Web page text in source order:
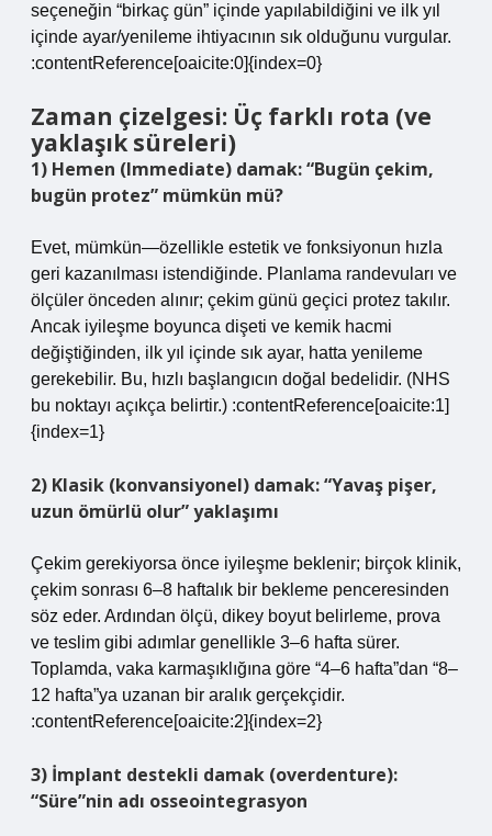
seçeneğin “birkaç gün” içinde yapılabildiğini ve ilk yıl
içinde ayar/yenileme ihtiyacının sık olduğunu vurgular.
:contentReference[oaicite:0]{index=0}
Zaman çizelgesi: Üç farklı rota (ve
yaklaşık süreleri)
1) Hemen (Immediate) damak: “Bugün çekim,
bugün protez” mümkün mü?
Evet, mümkün—özellikle estetik ve fonksiyonun hızla
geri kazanılması istendiğinde. Planlama randevuları ve
ölçüler önceden alınır; çekim günü geçici protez takılır.
Ancak iyileşme boyunca dişeti ve kemik hacmi
değiştiğinden, ilk yıl içinde sık ayar, hatta yenileme
gerekebilir. Bu, hızlı başlangıcın doğal bedelidir. (NHS
bu noktayı açıkça belirtir.) :contentReference[oaicite:1]
{index=1}
2) Klasik (konvansiyonel) damak: “Yavaş pişer,
uzun ömürlü olur” yaklaşımı
Çekim gerekiyorsa önce iyileşme beklenir; birçok klinik,
çekim sonrası 6–8 haftalık bir bekleme penceresinden
söz eder. Ardından ölçü, dikey boyut belirleme, prova
ve teslim gibi adımlar genellikle 3–6 hafta sürer.
Toplamda, vaka karmaşıklığına göre “4–6 hafta”dan “8–
12 hafta”ya uzanan bir aralık gerçekçidir.
:contentReference[oaicite:2]{index=2}
3) İmplant destekli damak (overdenture):
“Süre”nin adı osseointegrasyon